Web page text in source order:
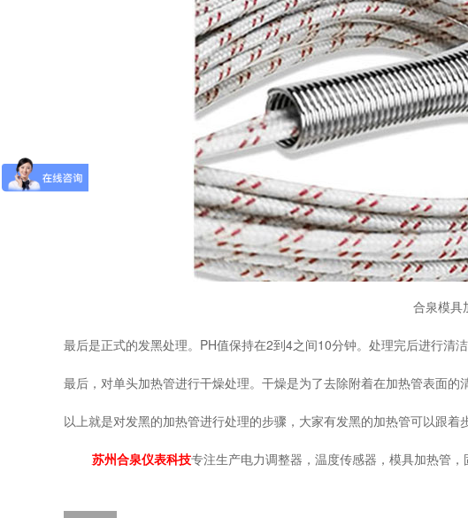
合泉模具
最后是正式的发黑处理。PH值保持在2到4之间10分钟。处理完后进行清洁
最后，对单头加热管进行干燥处理。干燥是为了去除附着在加热管表面的
以上就是对发黑的加热管进行处理的步骤，大家有发黑的加热管可以跟着
苏州合泉仪表科技专注生产电力调整器，温度传感器，模具加热管